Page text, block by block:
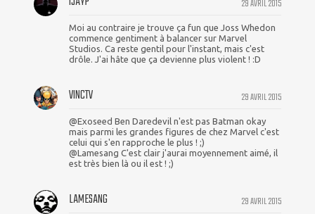
29 AVRIL 2015
Moi au contraire je trouve ça fun que Joss Whedon
commence gentiment à balancer sur Marvel
Studios. Ca reste gentil pour l'instant, mais c'est
drôle. J'ai hâte que ça devienne plus violent ! :D
29 AVRIL 2015
VINCTV
@Exoseed Ben Daredevil n'est pas Batman okay
mais parmi les grandes figures de chez Marvel c'est
celui qui s'en rapproche le plus ! ;)
@Lamesang C'est clair j'aurai moyennement aimé, il
est très bien là ou il est ! ;)
29 AVRIL 2015
LAMESANG